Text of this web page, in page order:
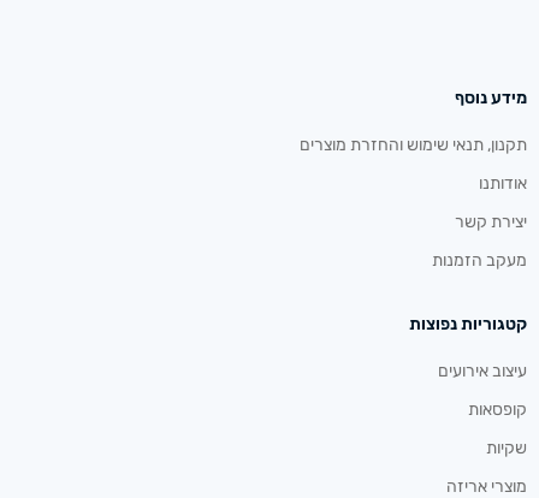
מידע נוסף
תקנון, תנאי שימוש והחזרת מוצרים
אודותנו
יצירת קשר
מעקב הזמנות
קטגוריות נפוצות
עיצוב אירועים
קופסאות
שקיות
מוצרי אריזה